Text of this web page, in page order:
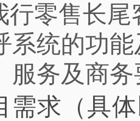
行零售长
系统的功
服务及商
需求（具